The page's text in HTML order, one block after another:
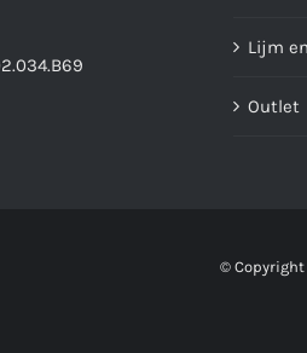
Lijm
Outlet
© Copyright